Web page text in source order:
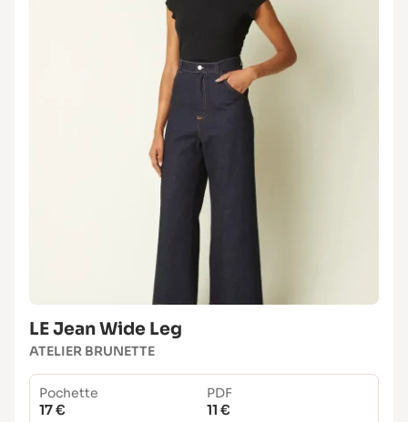
LE Jean Wide Leg
ATELIER BRUNETTE
Pochette
17 €
PDF
11 €